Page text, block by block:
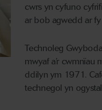
cwrsyn cyfuno
arbob agwedd ar
Technoleg G
mwyaf a’r cwmnïau
ddilyn ym 1971.
technegol yn